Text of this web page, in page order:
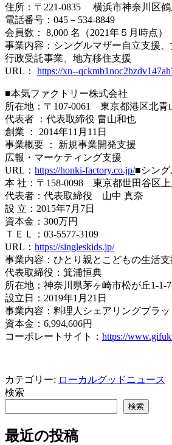
住所：〒221-0835 横浜市神奈川区鶴
電話番号：045－534-8849
会員数： 8,000 名（2021年５月時点）
事業内容：シングルマザー自立支援
行政受託事業、地方移住支援
URL： https://xn--
■本気ファクトリー株式会社
所在地：〒107-0061 東京都港区北青
代表者 ：代表取締役 畠山和也
創業 ： 2014年11月11日
事業概要 ： 新規事業開発支援
広報・マーケティング支援
URL： https://honki-factory.co.jp/■シング
本 社：〒158-0098 東京都世田谷区上
代表者：代表取締役 山中 真奈
設 立：2015年7月7日
資本金：300万円
ＴＥＬ：03-5577-3109
URL： https://singleskids.jp/
事業内容：ひとり親とこどもの生活
代表取締役：箕浦恒典
所在地：神奈川県茅ヶ崎市松が丘1-1-
設立日：2019年1月21日
事業内容：料理人シェアリングプラッ
資本金：6,994,606円
コーポレートサイト： https://
カテゴリー: ローカルグッドニュース
検索
検索
最近の投稿